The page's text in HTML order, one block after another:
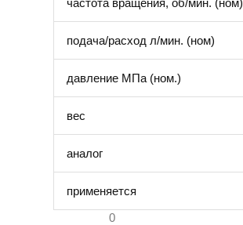
подача/расход л/мин. (ном)
давление МПа (ном.)
вес
аналог
применяется
0